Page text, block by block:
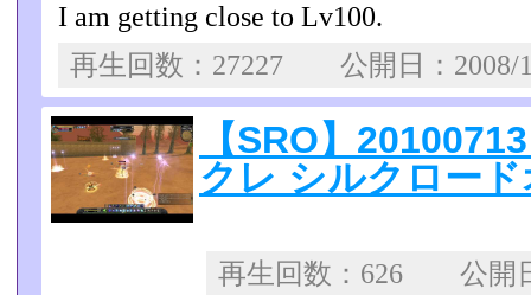
I am getting close to Lv100.
再生回数：27227 公開日：
【SRO】
クレ シルクロー
再生回数：626 公開